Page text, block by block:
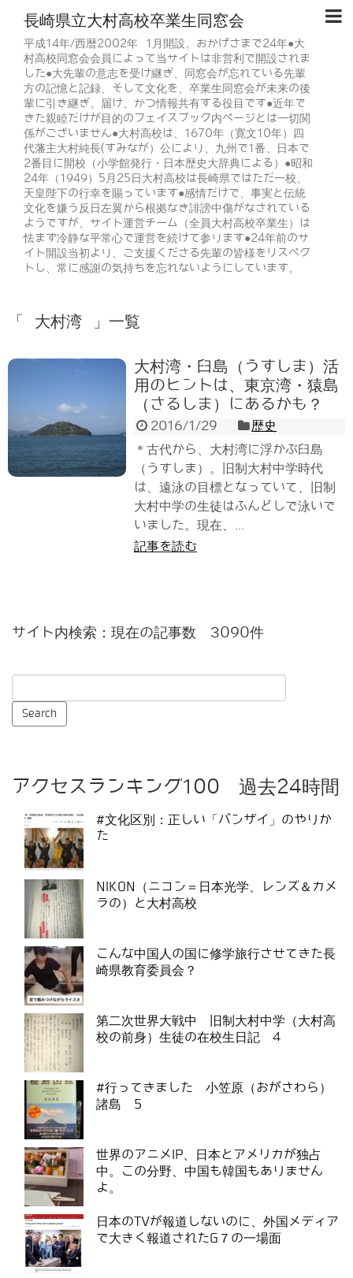
長崎県立大村高校卒業生同窓会
平成14年/西暦2002年 1月開設、おかげさまで24年●大
村高校同窓会会員によって当サイトは非営利で開設されま
した●大先輩の意志を受け継ぎ、同窓会が忘れている先輩
方の記憶と記録、そして文化を、卒業生同窓会が未来の後
輩に引き継ぎ、届け、かつ情報共有する役目です●近年で
きた親睦だけが目的のフェイスブック内ページとは一切関
係がございません●大村高校は、1670年（寛文10年）四
代藩主大村純長(すみなが）公により、九州で1番、日本で
2番目に開校（小学館発行・日本歴史大辞典による）●昭和
24年（1949）5月25日大村高校は長崎県ではただ一校、
天皇陛下の行幸を賜っています●感情だけで、事実と伝統
文化を嫌う反日左翼から根拠なき誹謗中傷がなされている
ようですが、サイト運営チーム（全員大村高校卒業生）は
怯まず冷静な平常心で運営を続けて参ります●24年前のサ
イト開設当初より、ご支援くださる先輩の皆様をリスペク
トし、常に感謝の気持ちを忘れないようにしています。
「 大村湾 」一覧
大村湾・臼島（うすしま）活
用のヒントは、東京湾・猿島
（さるしま）にあるかも？
2016/1/29
歴史
＊古代から、大村湾に浮かぶ臼島
（うすしま）。旧制大村中学時代
は、遠泳の目標となっていて、旧制
大村中学の生徒はふんどしで泳いで
いました。現在、...
記事を読む
サイト内検索：現在の記事数 3090件
アクセスランキング100 過去24時間
#文化区別：正しい「バンザイ」のやりか
た
NIKON（ニコン＝日本光学、レンズ＆カメ
ラの）と大村高校
こんな中国人の国に修学旅行させてきた長
崎県教育委員会？
第二次世界大戦中 旧制大村中学（大村高
校の前身）生徒の在校生日記 4
#行ってきました 小笠原（おがさわら）
諸島 5
世界のアニメIP、日本とアメリカが独占
中。この分野、中国も韓国もありません
よ。
日本のTVが報道しないのに、外国メディア
で大きく報道されたG７の一場面